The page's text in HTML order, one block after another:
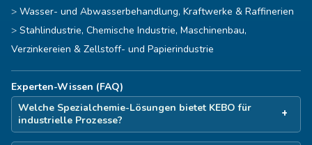
Wasser- und Abwasserbehandlung, Kraftwerke & Raffinerien
Stahlindustrie, Chemische Industrie, Maschinenbau,
Verzinkereien & Zellstoff- und Papierindustrie
Experten-Wissen (FAQ)
Welche Spezialchemie-Lösungen bietet KEBO für
industrielle Prozesse?